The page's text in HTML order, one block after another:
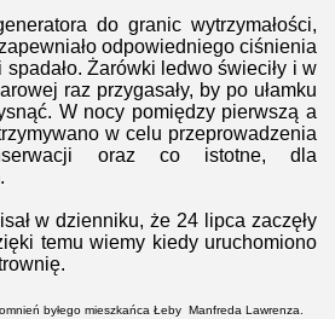
do granic wytrzymałości,
odpowiedniego ciśnienia
Żarówki ledwo świeciły i w
raz przygasały, by po ułamku
W nocy pomiędzy pierwszą a
w celu przeprowadzenia
oraz co istotne, dla
w dzienniku, że 24 lipca zaczęły
temu wiemy kiedy uruchomiono
byłego mieszkańca Łeby Manfreda Lawrenza.